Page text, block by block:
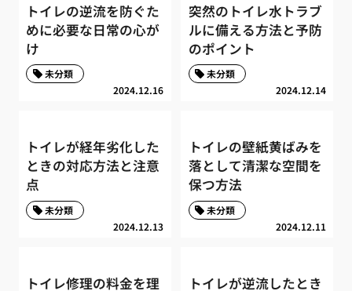
トイレの逆流を防ぐた
めに必要な日常の心が
け
2024.12.16
未分類
突然のトイレ水トラブ
ルに備える方法と予防
のポイント
2024.12.14
未分類
トイレが経年劣化した
ときの対応方法と注意
点
2024.12.13
未分類
トイレの壁紙黄ばみを
落として清潔な空間を
保つ方法
2024.12.11
未分類
トイレ修理の料金を理
トイレが逆流したとき